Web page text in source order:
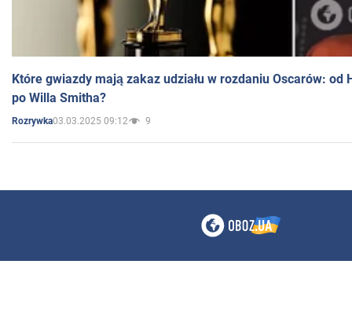
Które gwiazdy mają zakaz udziału w rozdaniu Oscarów: od
po Willa Smitha?
Rozrywka03.03.2025 09:12 9